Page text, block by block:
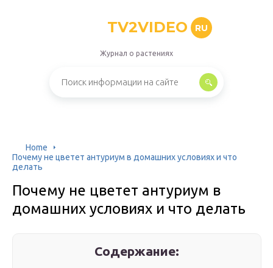
TV2VIDEO RU
Журнал о растениях
Home
Почему не цветет антуриум в домашних условиях и что
делать
Почему не цветет антуриум в
домашних условиях и что делать
Содержание: